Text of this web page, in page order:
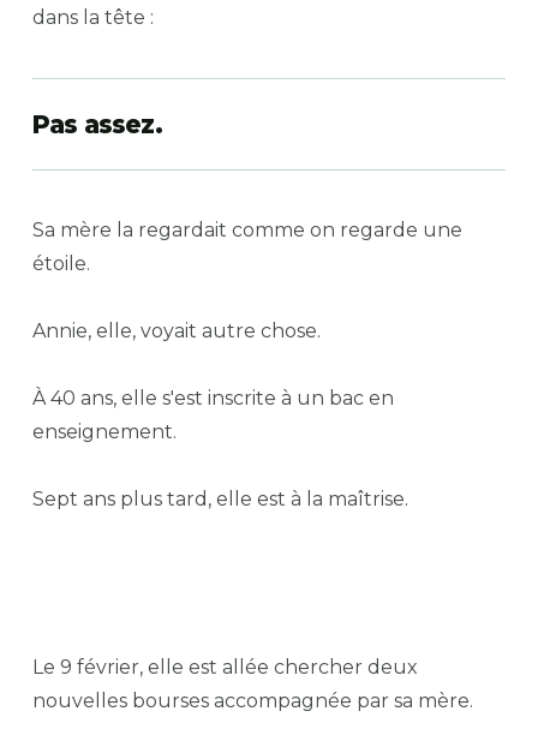
dans la tête :
Pas assez.
Sa mère la regardait comme on regarde une
étoile.
Annie, elle, voyait autre chose.
À 40 ans, elle s'est inscrite à un bac en
enseignement.
Sept ans plus tard, elle est à la maîtrise.
Le 9 février, elle est allée chercher deux
nouvelles bourses accompagnée par sa mère.